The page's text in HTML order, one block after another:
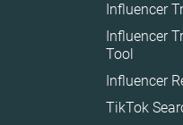
Großbritannien
Influencer
Influencer
Tool
Influencer
TikTok